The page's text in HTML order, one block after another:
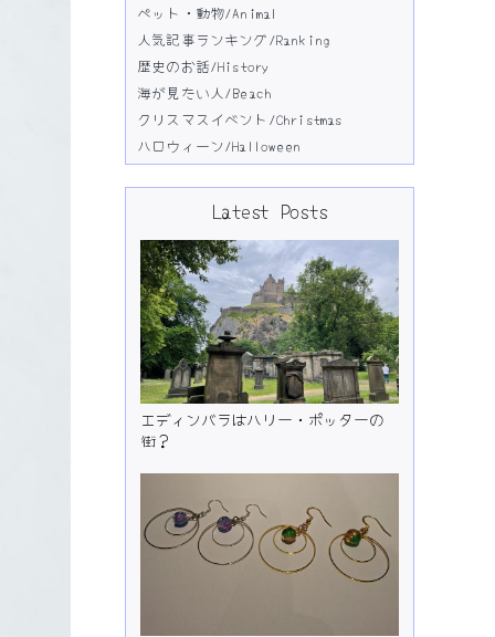
ペット・動物/Animal
人気記事ランキング/Ranking
歴史のお話/History
海が見たい人/Beach
クリスマスイベント/Christmas
ハロウィーン/Halloween
Latest Posts
エディンバラはハリー・ポッターの
街？